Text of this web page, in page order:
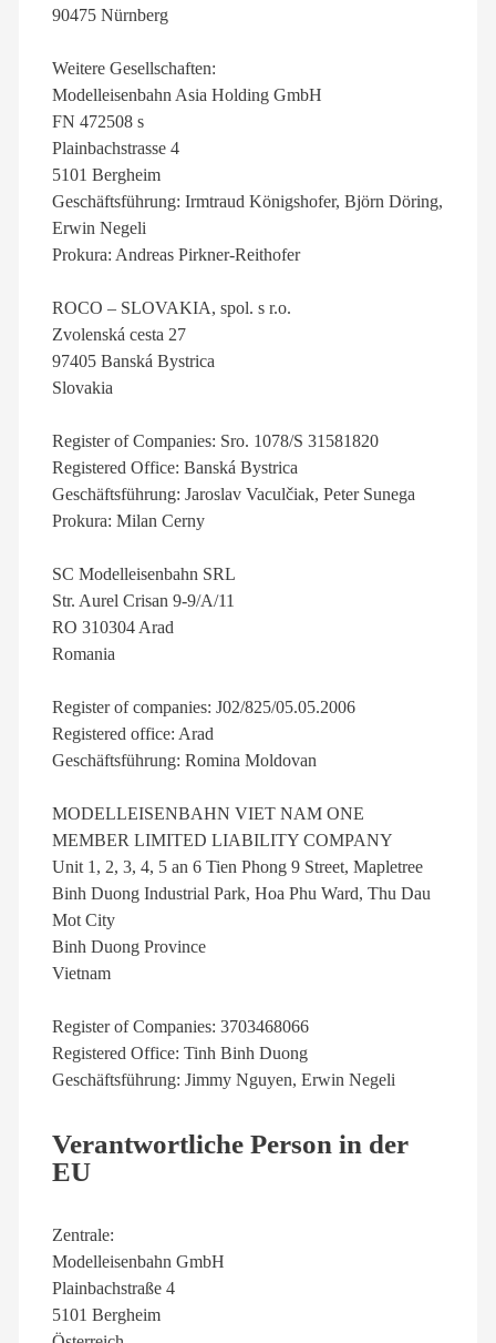
90475 Nürnberg
Weitere Gesellschaften:
Modelleisenbahn Asia Holding GmbH
FN 472508 s
Plainbachstrasse 4
5101 Bergheim
Geschäftsführung: Irmtraud Königshofer, Björn Döring,
Erwin Negeli
Prokura: Andreas Pirkner-Reithofer
ROCO – SLOVAKIA, spol. s r.o.
Zvolenská cesta 27
97405 Banská Bystrica
Slovakia
Register of Companies: Sro. 1078/S 31581820
Registered Office: Banská Bystrica
Geschäftsführung: Jaroslav Vaculčiak, Peter Sunega
Prokura: Milan Cerny
SC Modelleisenbahn SRL
Str. Aurel Crisan 9-9/A/11
RO 310304 Arad
Romania
Register of companies: J02/825/05.05.2006
Registered office: Arad
Geschäftsführung: Romina Moldovan
MODELLEISENBAHN VIET NAM ONE
MEMBER LIMITED LIABILITY COMPANY
Unit 1, 2, 3, 4, 5 an 6 Tien Phong 9 Street, Mapletree
Binh Duong Industrial Park, Hoa Phu Ward, Thu Dau
Mot City
Binh Duong Province
Vietnam
Register of Companies: 3703468066
Registered Office: Tinh Binh Duong
Geschäftsführung: Jimmy Nguyen, Erwin Negeli
Verantwortliche Person in der
EU
Zentrale:
Modelleisenbahn GmbH
Plainbachstraße 4
5101 Bergheim